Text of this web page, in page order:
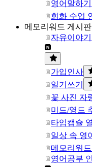
영어말하
회화 수업
메모리워드 게시판
자유이야
가입인사
일기쓰기
꽃 사진 자
미드/영드
타임캡슐
일상 속 영
메모리워
영어공부